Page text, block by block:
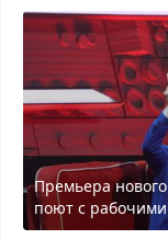
Премьера
поют с